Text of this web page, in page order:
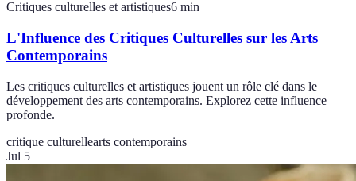
Critiques culturelles et artistiques6 min
L'Influence des Critiques Culturelles sur les Arts
Contemporains
Les critiques culturelles et artistiques jouent un rôle clé dans le
développement des arts contemporains. Explorez cette influence
profonde.
critique culturellearts contemporains
Jul 5